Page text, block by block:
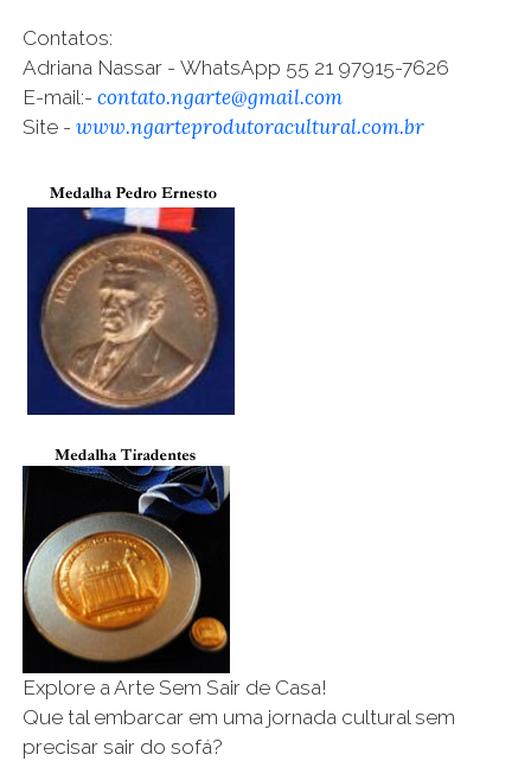
Contatos:
Adriana Nassar - WhatsApp 55 21 97915-7626
E-mail:- contato.ngarte@gmail.com
Site - www.ngarteprodutoracultural.com.br
Explore a Arte Sem Sair de Casa!
Que tal embarcar em uma jornada cultural sem
precisar sair do sofá?